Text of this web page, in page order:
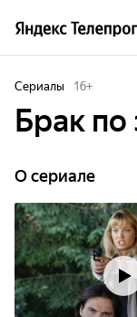
Сериалы 16+
Брак
O сериале